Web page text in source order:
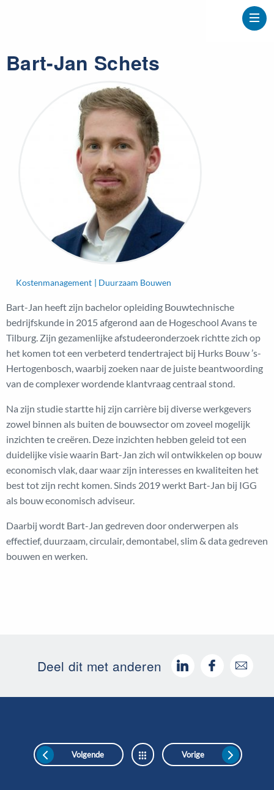
Kostenmanagement Duurzaam Bouwen
Bart-Jan heeft zijn bachelor opleiding Bouwtechnische
bedrijfskunde in 2015 afgerond aan de Hogeschool Avans te
Tilburg. Zijn gezamenlijke afstudeeronderzoek richtte zich op
het komen tot een verbeterd tendertraject bij Hurks Bouw ’s-
Hertogenbosch, waarbij zoeken naar de juiste beantwoording
van de complexer wordende klantvraag centraal stond.
Na zijn studie startte hij zijn carrière bij diverse werkgevers
zowel binnen als buiten de bouwsector om zoveel mogelijk
inzichten te creëren. Deze inzichten hebben geleid tot een
duidelijke visie waarin Bart-Jan zich wil ontwikkelen op bouw
economisch vlak, daar waar zijn interesses en kwaliteiten het
best tot zijn recht komen. Sinds 2019 werkt Bart-Jan bij IGG
als bouw economisch adviseur.
Daarbij wordt Bart-Jan gedreven door onderwerpen als
effectief, duurzaam, circulair, demontabel, slim & data gedreven
bouwen en werken.
Bart-Jan Schets
Deel dit met anderen
Volgende Vorige